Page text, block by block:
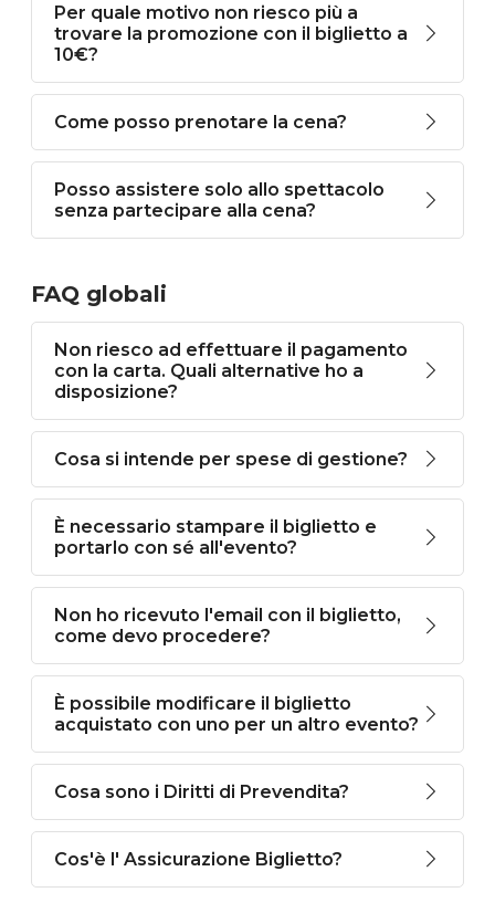
Per quale motivo non riesco più a
trovare la promozione con il biglietto a
10€?
Come posso prenotare la cena?
Posso assistere solo allo spettacolo
senza partecipare alla cena?
FAQ globali
Non riesco ad effettuare il pagamento
con la carta. Quali alternative ho a
disposizione?
Cosa si intende per spese di gestione?
È necessario stampare il biglietto e
portarlo con sé all'evento?
Non ho ricevuto l'email con il biglietto,
come devo procedere?
È possibile modificare il biglietto
acquistato con uno per un altro evento?
Cosa sono i Diritti di Prevendita?
Cos'è l' Assicurazione Biglietto?